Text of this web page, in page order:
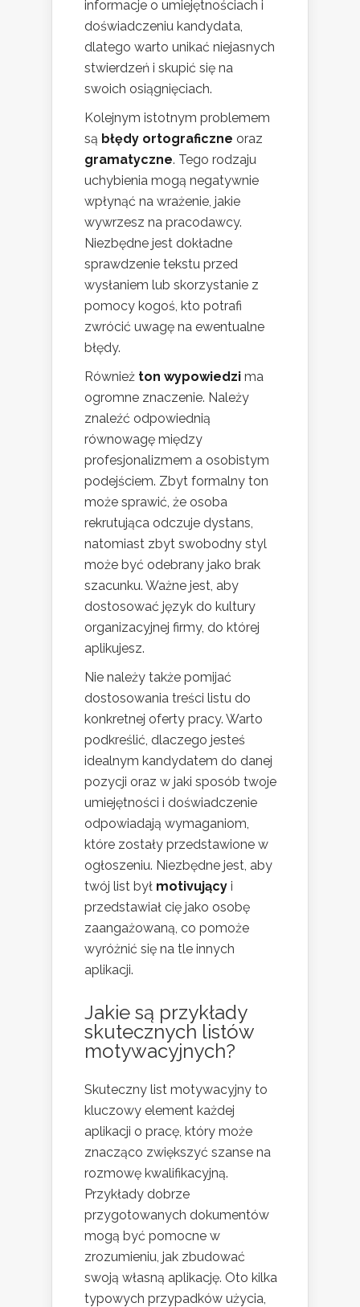
informacje o umiejętnościach i
doświadczeniu kandydata,
dlatego warto unikać niejasnych
stwierdzeń i skupić się na
swoich osiągnięciach.
Kolejnym istotnym problemem
są błędy ortograficzne oraz
gramatyczne. Tego rodzaju
uchybienia mogą negatywnie
wpłynąć na wrażenie, jakie
wywrzesz na pracodawcy.
Niezbędne jest dokładne
sprawdzenie tekstu przed
wysłaniem lub skorzystanie z
pomocy kogoś, kto potrafi
zwrócić uwagę na ewentualne
błędy.
Również ton wypowiedzi ma
ogromne znaczenie. Należy
znaleźć odpowiednią
równowagę między
profesjonalizmem a osobistym
podejściem. Zbyt formalny ton
może sprawić, że osoba
rekrutująca odczuje dystans,
natomiast zbyt swobodny styl
może być odebrany jako brak
szacunku. Ważne jest, aby
dostosować język do kultury
organizacyjnej firmy, do której
aplikujesz.
Nie należy także pomijać
dostosowania treści listu do
konkretnej oferty pracy. Warto
podkreślić, dlaczego jesteś
idealnym kandydatem do danej
pozycji oraz w jaki sposób twoje
umiejętności i doświadczenie
odpowiadają wymaganiom,
które zostały przedstawione w
ogłoszeniu. Niezbędne jest, aby
twój list był motivujący i
przedstawiał cię jako osobę
zaangażowaną, co pomoże
wyróżnić się na tle innych
aplikacji.
Jakie są przykłady
skutecznych listów
motywacyjnych?
Skuteczny list motywacyjny to
kluczowy element każdej
aplikacji o pracę, który może
znacząco zwiększyć szanse na
rozmowę kwalifikacyjną.
Przykłady dobrze
przygotowanych dokumentów
mogą być pomocne w
zrozumieniu, jak zbudować
swoją własną aplikację. Oto kilka
typowych przypadków użycia,